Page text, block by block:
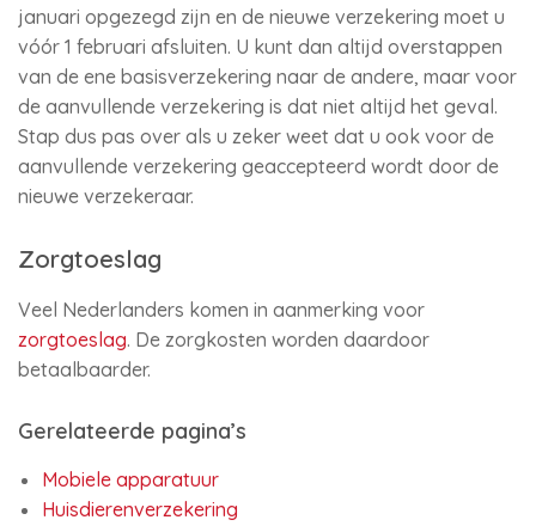
januari opgezegd zijn en de nieuwe verzekering moet u
vóór 1 februari afsluiten. U kunt dan altijd overstappen
van de ene basisverzekering naar de andere, maar voor
de aanvullende verzekering is dat niet altijd het geval.
Stap dus pas over als u zeker weet dat u ook voor de
aanvullende verzekering geaccepteerd wordt door de
nieuwe verzekeraar.
Zorgtoeslag
Veel Nederlanders komen in aanmerking voor
zorgtoeslag. De zorgkosten worden daardoor
betaalbaarder.
Gerelateerde pagina’s
Mobiele apparatuur
Huisdierenverzekering